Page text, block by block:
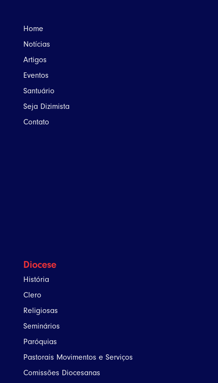
Home
Notícias
Artigos
Eventos
Santuário
Seja Dizimista
Contato
Diocese
História
Clero
Religiosas
Seminários
Paróquias
Pastorais Movimentos e Serviços
Comissões Diocesanas